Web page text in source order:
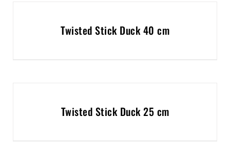
Twisted Stick Duck 40 cm
Twisted Stick Duck 25 cm